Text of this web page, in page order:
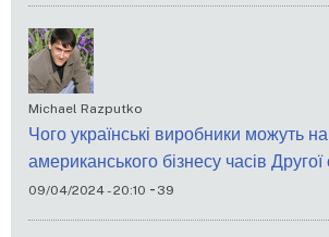
Michael Razputko
Чого українські виробники можуть
американського бізнесу часів Другої
09/04/2024 - 20:10 - 39